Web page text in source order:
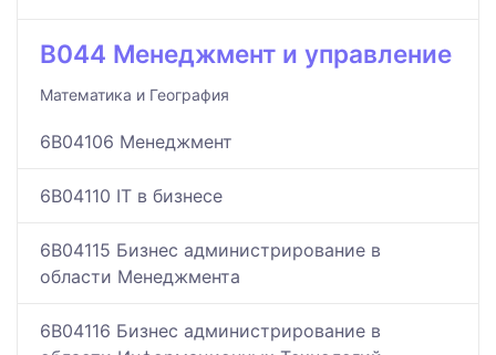
B044 Менеджмент и управление
Математика и География
6B04106 Менеджмент
6B04110 IT в бизнесе
6B04115 Бизнес администрирование в
области Менеджмента
6B04116 Бизнес администрирование в